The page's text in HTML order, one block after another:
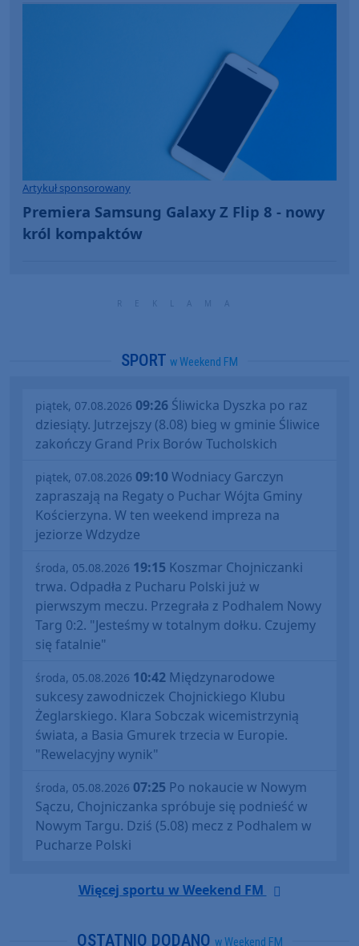
Artykuł sponsorowany
Premiera Samsung Galaxy Z Flip 8 - nowy
król kompaktów
SPORT w Weekend FM
piątek, 07.08.2026 09:26 Śliwicka Dyszka po raz
dziesiąty. Jutrzejszy (8.08) bieg w gminie Śliwice
zakończy Grand Prix Borów Tucholskich
piątek, 07.08.2026 09:10Wodniacy Garczyn
zapraszają na Regaty o Puchar Wójta Gminy
Kościerzyna. W ten weekend impreza na
jeziorze Wdzydze
środa, 05.08.2026 19:15 Koszmar Chojniczanki
trwa. Odpadła z Pucharu Polski już w
pierwszym meczu. Przegrała z Podhalem Nowy
Targ 0:2. "Jesteśmy w totalnym dołku. Czujemy
się fatalnie"
środa, 05.08.2026 10:42 Międzynarodowe
sukcesy zawodniczek Chojnickiego Klubu
Żeglarskiego. Klara Sobczak wicemistrzynią
świata, a Basia Gmurek trzecia w Europie.
"Rewelacyjny wynik"
środa, 05.08.2026 07:25 Po nokaucie w Nowym
Sączu, Chojniczanka spróbuje się podnieść w
Nowym Targu. Dziś (5.08) mecz z Podhalem w
Pucharze Polski
Więcej sportu w Weekend FM
OSTATNIO DODANO w Weekend FM